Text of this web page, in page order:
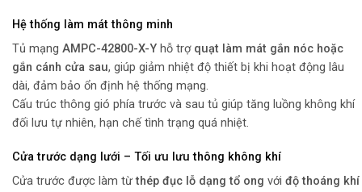
Hệ thống làm mát thông minh
Tủ mạng AMPC-42800-X-Y hỗ trợ quạt làm mát gắn nóc hoặc
gắn cánh cửa sau, giúp giảm nhiệt độ thiết bị khi hoạt động lâu
dài, đảm bảo ổn định hệ thống mạng.
Cấu trúc thông gió phía trước và sau tủ giúp tăng luồng không khí
đối lưu tự nhiên, hạn chế tình trạng quá nhiệt.
Cửa trước dạng lưới – Tối ưu lưu thông không khí
Cửa trước được làm từthép đục lỗ dạng tổ ong với độ thoáng khí